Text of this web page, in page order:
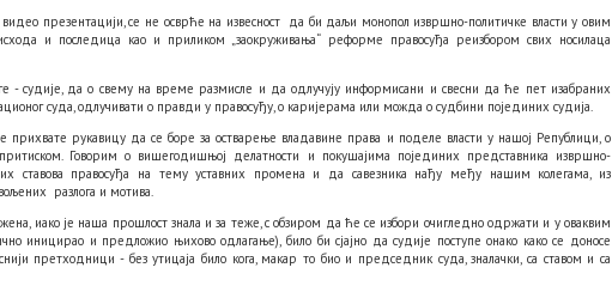
презентацији, се не осврће на извесност да би даљи монопол извршно-политичке власти у овим
и последица као и приликом „заокруживања“ реформе правосуђа реизбором свих носилаца
- судије, да о свему на време размисле и да одлучују информисани и свесни да ће пет изабраних
суда, одлучивати о правди у правосуђу, о каријерама или можда о судбини појединих судија.
рукавицу да се боре за остварење владавине права и поделе власти у нашој Републици, о
Говорим о вишегодишњој делатности и покушајима појединих представника извршно-
ставова правосуђа на тему уставних промена и да савезника нађу међу нашим колегама, из
разлога и мотива.
иако је наша прошлост знала и за теже, с обзиром да ће се избори очигледно одржати и у оваквим
иницирао и предложио њихово одлагање), било би сјајно да судије поступе онако како се доносе
претходници - без утицаја било кога, макар то био и председник суда, зналачки, са ставом и са